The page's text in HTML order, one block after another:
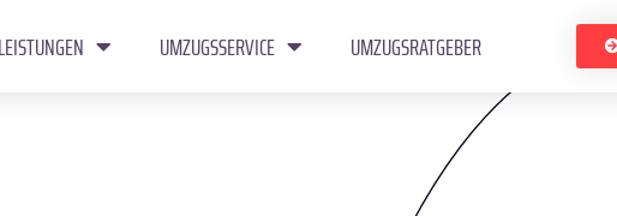
UMZUGSSERVICE UMZUGSRATGEBER